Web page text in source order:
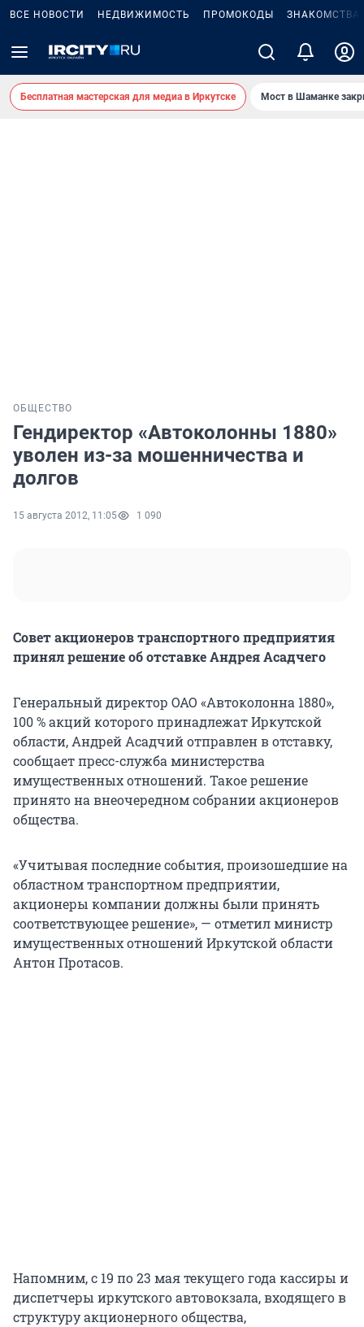
ВСЕ НОВОСТИ НЕДВИЖИМОСТЬ ПРОМОКОДЫ ЗНАКОМСТВА
Бесплатная мастерская для медиа в Иркутске Мост в Шаманке
ОБЩЕСТВО
Гендиректор «Автоколонны 1880»
уволен из-за мошенничества и
долгов
15 августа 2012, 11:05 1 090
Совет акционеров транспортного предприятия
принял решение об отставке Андрея Асадчего
Генеральный директор ОАО «Автоколонна 1880»,
100 % акций которого принадлежат Иркутской
области, Андрей Асадчий отправлен в отставку,
сообщает пресс-служба министерства
имущественных отношений. Такое решение
принято на внеочередном собрании акционеров
общества.
«Учитывая последние события, произошедшие на
областном транспортном предприятии,
акционеры компании должны были принять
соответствующее решение», — отметил министр
имущественных отношений Иркутской области
Антон Протасов.
Напомним, с 19 по 23 мая текущего года кассиры и
диспетчеры иркутского автовокзала, входящего в
структуру акционерного общества,